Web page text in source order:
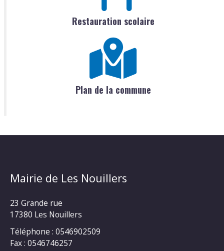
Restauration scolaire
Plan de la commune
Mairie de Les Nouillers
23 Grande rue
17380 Les Nouillers
Téléphone : 0546902509
Fax : 0546746257